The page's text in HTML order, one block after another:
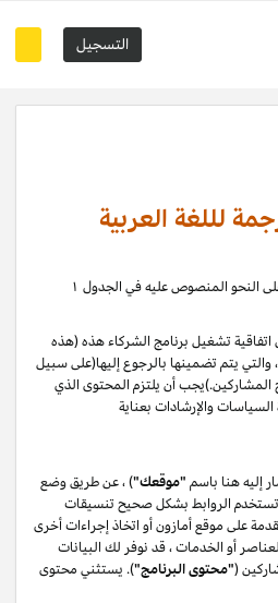
التسجيل
لللغة العربية
) ، حيث يمكنك إدارة علاقة التسويق بالعمولة الخاصة بك مع كيانات أمازون ذات الصلة على النحو المنصوص عليه في الجدول ۱
اتفاقية تشغيل برنامج الشركاء هذه (هذه
دون تغيير. من خلال التسجيل في موقع المشاركين أو استخدامه ، فإنك توافق على هذه الاتفاقية ، بما في ذلك سياسات البرنامج (المحددة في القسم ۱۲) ، والتي يتم تضمينها بالرجوع إليها(على سبيل
المشاركين.)يجب أن يلتزم المحتوى الذي
إليه هنا باسم "موقعك") ، عن طريق وضع
الروابط بشكل صحيح تنسيقات
على موقع أمازون أو اتخاذ إجراءات أخرى
أو الخدمات ، قد نوفر لك البيانات
("محتوى البرنامج"). يستثني محتوى